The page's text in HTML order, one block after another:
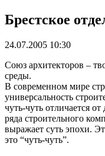
Брестское
24.07.2005 10:30
Союз архитекторов –
среды.
В современном мире
универсальность
чуть-чуть отличается
ряда строительного
выражает суть эпохи.
это “чуть-чуть”.